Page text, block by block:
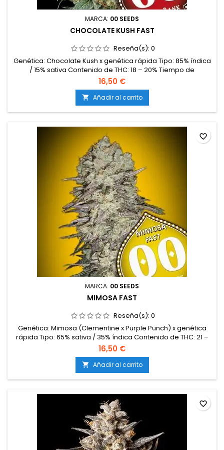
MARCA: 00 SEEDS
CHOCOLATE KUSH FAST
Reseña(s): 0
Genética: Chocolate Kush x genética rápida Tipo: 85% índica
/ 15% sativa Contenido de THC: 18 – 20% Tiempo de
floración: 6 – 7 semanas en interior Producción en
interior: 450 – 500 g/m² Producción en exterior: 600 – 900
g/planta (cosecha a finales de septiembre) Altura: 80 – 120
cm en interior; hasta 200 cm en exterior Aromas y
sabores: Terrosos y...
16,50 €
 Añadir al carrito
MARCA: 00 SEEDS
MIMOSA FAST
Reseña(s): 0
Genética: Mimosa (Clementine x Purple Punch) x genética
rápida Tipo: 65% sativa / 35% índica Contenido de THC: 21 –
23% Tiempo de floración: 7 – 8 semanas en interior
Producción en interior: 450 – 550 g/m² Producción en
exterior: 650 – 900 g/planta (cosecha a finales de
septiembre) Altura: 90 – 130 cm en interior; hasta 220 cm en
exterior Aromas y...
16,50 €
 Añadir al carrito
favorite_border
favorite_border